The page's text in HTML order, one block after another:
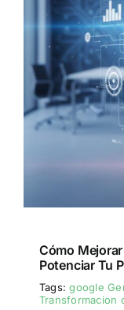
Cómo
Potenciar Tu
Tags:google
Transformacion